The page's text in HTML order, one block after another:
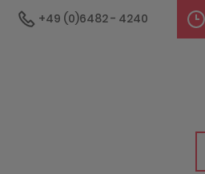
+49 (0)6482 - 4240